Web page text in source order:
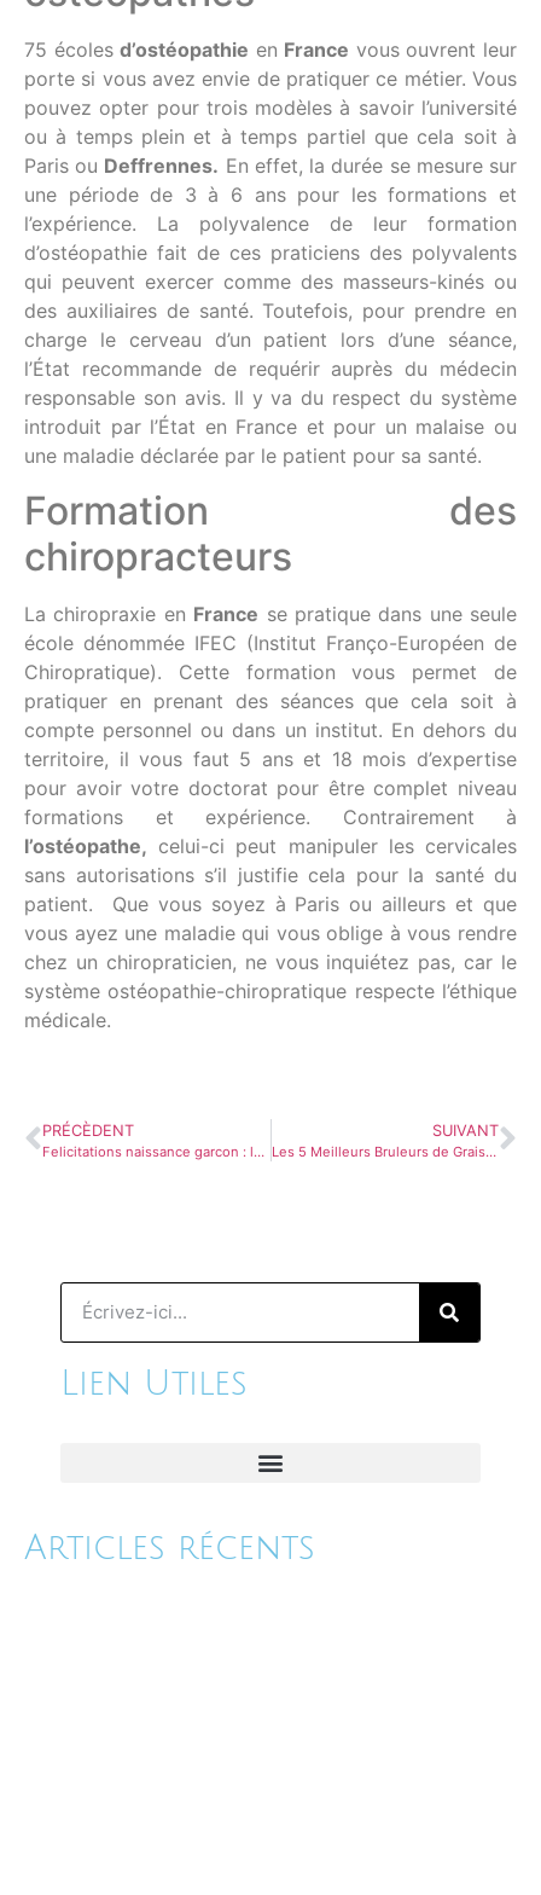
75 écolesd’ostéopathie en France vous ouvrent leur
porte si vous avez envie de pratiquer ce métier. Vous
pouvez opter pour trois modèles à savoir l’université
ou à temps plein et à temps partiel que cela soit à
Paris ou Deffrennes. En effet, la durée se mesure sur
une période de 3 à 6 ans pour les formations et
l’expérience. La polyvalence de leur formation
d’ostéopathie fait de ces praticiens des polyvalents
qui peuvent exercer comme des masseurs-kinés ou
des auxiliaires de santé. Toutefois, pour prendre en
charge le cerveau d’un patient lors d’une séance,
l’État recommande de requérir auprès du médecin
responsable son avis. Il y va du respect du système
introduit par l’État en France et pour un malaise ou
une maladie déclarée par le patient pour sa santé.
Formation des
chiropracteurs
La chiropraxie en France se pratique dans une seule
école dénommée IFEC (Institut Franço-Européen de
Chiropratique). Cette formation vous permet de
pratiquer en prenant des séances que cela soit à
compte personnel ou dans un institut. En dehors du
territoire, il vous faut 5 ans et 18 mois d’expertise
pour avoir votre doctorat pour être complet niveau
formations et expérience. Contrairement à
l’ostéopathe, celui-ci peut manipuler les cervicales
sans autorisations s’il justifie cela pour la santé du
patient. Que vous soyez à Paris ou ailleurs et que
vous ayez une maladie qui vous oblige à vous rendre
chez un chiropraticien, ne vous inquiétez pas, car le
système ostéopathie-chiropratique respecte l’éthique
médicale.
PRÉCÈDENT
Felicitations naissance garcon : les meilleurs messages pour le feliciter
SUIVANT
Les 5 Meilleurs Bruleurs de Graisse
Lien Utiles
Articles récents